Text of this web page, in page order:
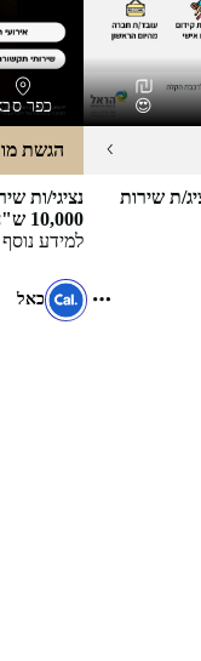
😍
ת שירות
כפר
הגשת
נציגי/ות
10,000 ש"ח!
למידע נוסף
כאל